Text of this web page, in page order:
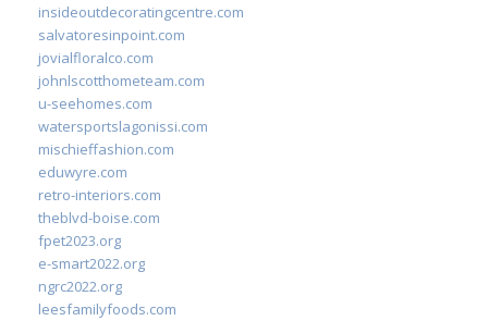
insideoutdecoratingcentre.com
salvatoresinpoint.com
jovialfloralco.com
johnlscotthometeam.com
u-seehomes.com
watersportslagonissi.com
mischieffashion.com
eduwyre.com
retro-interiors.com
theblvd-boise.com
fpet2023.org
e-smart2022.org
ngrc2022.org
leesfamilyfoods.com